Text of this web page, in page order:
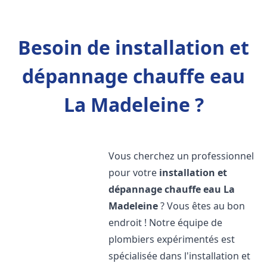
Besoin de installation et
dépannage chauffe eau
La Madeleine ?
Vous cherchez un professionnel
pour votre installation et
dépannage chauffe eau La
Madeleine? Vous êtes au bon
endroit ! Notre équipe de
plombiers expérimentés est
spécialisée dans l'installation et